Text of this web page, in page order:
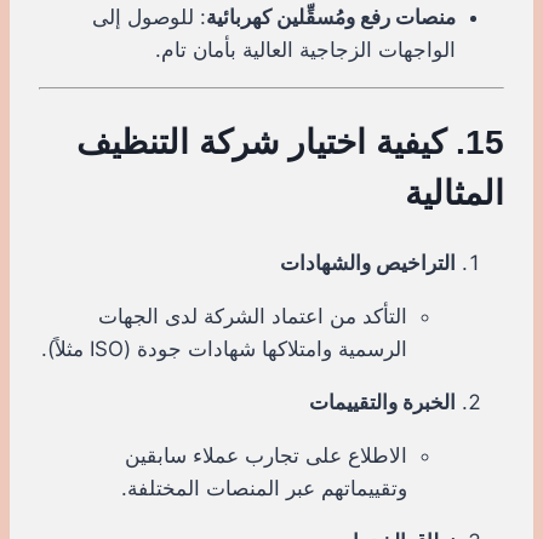
منصات رفع ومُسقِّلين كهربائية: للوصول إلى
الواجهات الزجاجية العالية بأمان تام.
15. كيفية اختيار شركة التنظيف
المثالية
التراخيص والشهادات
التأكد من اعتماد الشركة لدى الجهات
الرسمية وامتلاكها شهادات جودة (ISO مثلاً).
الخبرة والتقييمات
الاطلاع على تجارب عملاء سابقين
وتقييماتهم عبر المنصات المختلفة.